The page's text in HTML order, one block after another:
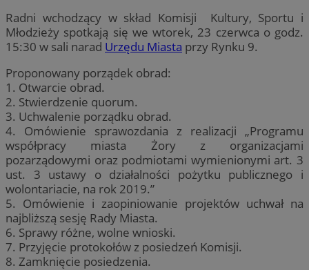
Radni wchodzący w skład Komisji Kultury, Sportu i
Młodzieży spotkają się we wtorek, 23 czerwca o godz.
15:30 w sali narad Urzędu Miasta przy Rynku 9.
Proponowany porządek obrad:
1. Otwarcie obrad.
2. Stwierdzenie quorum.
3. Uchwalenie porządku obrad.
4. Omówienie sprawozdania z realizacji „Programu
współpracy miasta Żory z organizacjami
pozarządowymi oraz podmiotami wymienionymi art. 3
ust. 3 ustawy o działalności pożytku publicznego i
wolontariacie, na rok 2019.”
5. Omówienie i zaopiniowanie projektów uchwał na
najbliższą sesję Rady Miasta.
6. Sprawy różne, wolne wnioski.
7. Przyjęcie protokołów z posiedzeń Komisji.
8. Zamknięcie posiedzenia.